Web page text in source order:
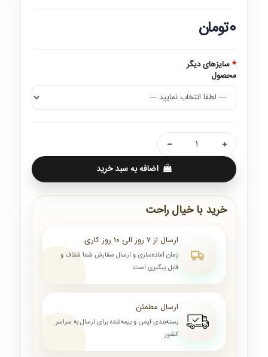
0تومان
سایزهای دیگر
محصول
اضافه به سبد خرید
خرید با خیال راحت
ارسال از ۷ روز الی ۱۰ روز کاری
زمان آماده‌سازی و ارسال سفارش شما شفاف و
قابل پیگیری است
ارسال مطمئن
بسته‌بندی ایمن و بیمه‌شده برای ارسال به سراسر
کشور